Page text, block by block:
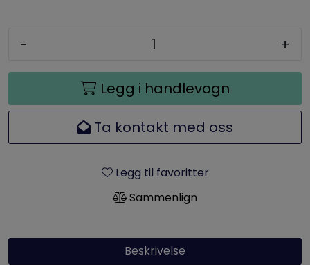
- +
Legg i handlevogn
Ta kontakt med oss
Legg til favoritter
Sammenlign
Beskrivelse